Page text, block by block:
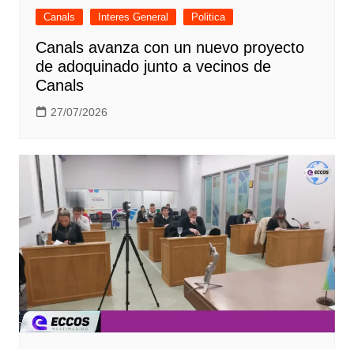
Canals Interes General Politica
Canals avanza con un nuevo proyecto
de adoquinado junto a vecinos de
Canals
27/07/2026